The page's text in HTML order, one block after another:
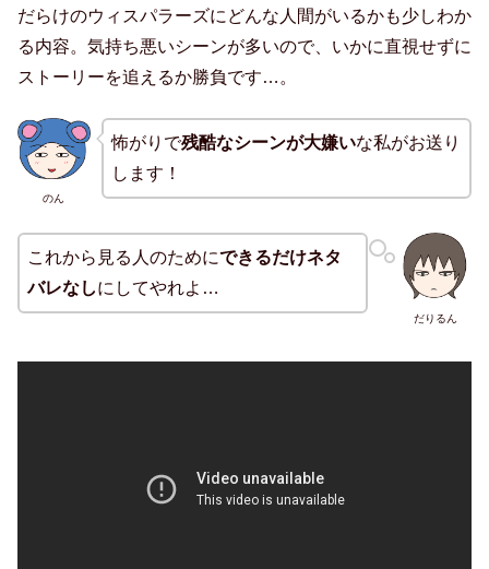
だらけのウィスパラーズにどんな人間がいるかも少しわか
る内容。気持ち悪いシーンが多いので、いかに直視せずに
ストーリーを追えるか勝負です…。
のん
怖がりで残酷なシーンが大嫌いな私がお送り
します！
だりるん
これから見る人のためにできるだけネタ
バレなしにしてやれよ…